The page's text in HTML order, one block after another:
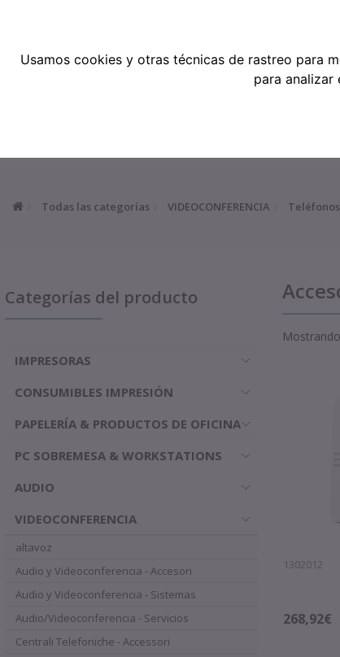
Usamos cookies y otras técnicas de rastreo para
para analizar
Todas las categorías VIDEOCONFERENCIA Teléfonos
Categorías del producto
IMPRESORAS
CONSUMIBLES IMPRESIÓN
PAPELERÍA & PRODUCTOS DE OFICINA
PC SOBREMESA & WORKSTATIONS
AUDIO
VIDEOCONFERENCIA
altavoz
Audio y Videoconferencia - Accesori
Audio y Videoconferencia - Sistemas
Audio/Videoconferencia - Servicios
Centrali Telefoniche - Accessori
1302012
268,92€